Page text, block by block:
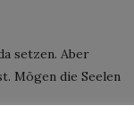
setzen. Aber
Mögen die Seelen